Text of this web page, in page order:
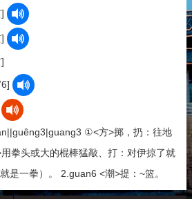
①<方>掷，扔：往地
拳头或大的棍棒猛敲、打：对伊掠了就
是一拳）。 2.guan6 <潮>提：~篮。